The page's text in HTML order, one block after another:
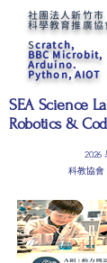
社團法人新竹市
科學教育推廣協
Scratch,
BBC Microbit,
Arduino.
Python, AIOT
SEA Science
Robotics &
2026
科教協會